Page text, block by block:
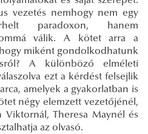
vezetés nemhogy nem egy
paradoxon, hanem
válik. A kötet arra a
hogy miként gondolkodhatunk
A különböző elméleti
ezt a kérdést felsejlik
amelyek a gyakorlatban is
négy elemzett vezetőjénél,
Theresa Maynél és
az olvasó.